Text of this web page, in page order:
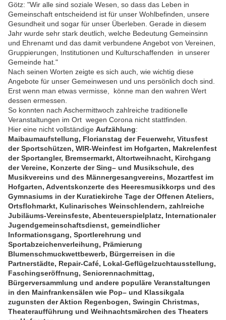
Götz: "Wir alle sind soziale Wesen, so dass das Leben in
Gemeinschaft entscheidend ist für unser Wohlbefinden, unsere
Gesundheit und sogar für unser Überleben. Gerade in diesem
Jahr wurde sehr stark deutlich, welche Bedeutung Gemeinsinn
und Ehrenamt und das damit verbundene Angebot von Vereinen,
Gruppierungen, Institutionen und Kulturschaffenden in unserer
Gemeinde hat."
Nach seinen Worten zeigte es sich auch, wie wichtig diese
Angebote für unser Gemeinwesen und uns persönlich doch sind.
Erst wenn man etwas vermisse, könne man den wahren Wert
dessen ermessen.
So konnten nach Aschermittwoch zahlreiche traditionelle
Veranstaltungen im Ort wegen Corona nicht stattfinden.
Hier eine nicht vollständige Aufzählung:
Maibaumaufstellung, Florianstag der Feuerwehr, Vitusfest
der Sportschützen, WIR-Weinfest im Hofgarten, Makrelenfest
der Sportangler, Bremsermarkt, Altortweihnacht, Kirchgang
der Vereine, Konzerte der Sing– und Musikschule, des
Musikvereins und des Männergesangvereins, Mozartfest im
Hofgarten, Adventskonzerte des Heeresmusikkorps und des
Gymnasiums in der Kuratiekirche Tage der Offenen Ateliers,
Ortsflohmarkt, Kulinarisches Weinschlendern, zahlreiche
Jubiläums-Vereinsfeste, Abenteuerspielplatz, Internationaler
Jugendgemeinschaftsdienst, gemeindlicher
Informationsgang, Sportlerehrung und
Sportabzeichenverleihung, Prämierung
Blumenschmuckwettbewerb, Bürgerreisen in die
Partnerstädte, Repair-Café, Lokal-Geflügelzuchtausstellung,
Faschingseröffnung, Seniorennachmittag,
Bürgerversammlung und andere populäre Veranstaltungen
in den Mainfrankensälen wie Pop– und Klassikgala
zugunsten der Aktion Regenbogen, Swingin Christmas,
Theateraufführung und Weihnachtsmärchen des Theaters